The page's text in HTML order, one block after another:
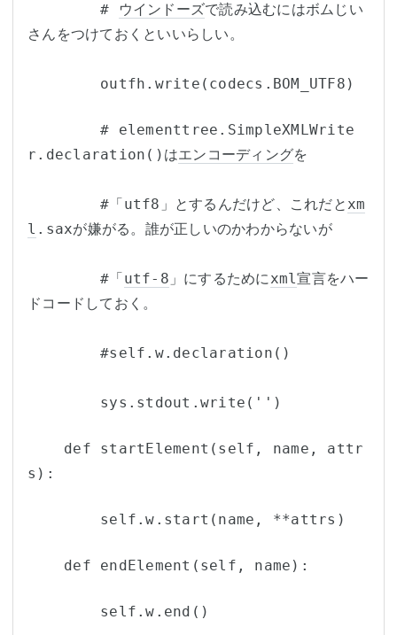
        #
ウインドーズで読み込むにはボムじい
さんをつけておくといいらしい。
        outfh.write(codecs.BOM_UTF8)
r.declaration()はエンコーディングを
        #「utf8」とするんだけど、これだと
xm
l .saxが嫌がる。誰が正しいのかわからないが
        #「
utf-8 」にするためにxml宣言をハー
ドコードしておく。
        #self.w.declaration()
        sys.stdout.write('')
s):
        self.w.start(name, **attrs)
    def endElement(self, name):
        self.w.end()